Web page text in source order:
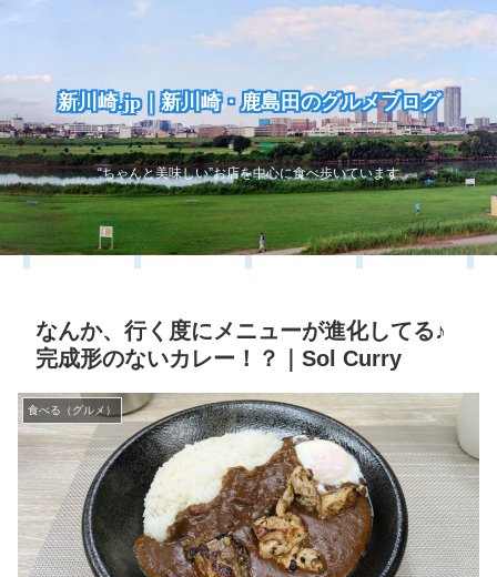
新川崎.jp｜新川崎・鹿島田のグルメブログ
“ちゃんと美味しい”お店を中心に食べ歩いています
なんか、行く度にメニューが進化してる♪
完成形のないカレー！？｜Sol Curry
食べる（グルメ）